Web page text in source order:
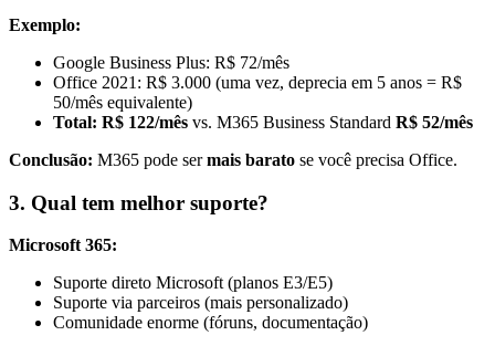
Exemplo:
Google Business Plus: R$ 72/mês
Office 2021: R$ 3.000 (uma vez, deprecia em 5 anos = R$
50/mês equivalente)
Total: R$ 122/mês vs. M365 Business Standard R$ 52/mês
Conclusão: M365 pode sermais barato se você precisa Office.
3. Qual tem melhor suporte?
Microsoft 365:
Suporte direto Microsoft (planos E3/E5)
Suporte via parceiros (mais personalizado)
Comunidade enorme (fóruns, documentação)